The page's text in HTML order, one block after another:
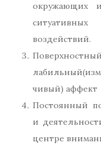
окружающих
ситуативных
воздействий.
Поверхностный
чивый) аффект
Постоянный
и
центре